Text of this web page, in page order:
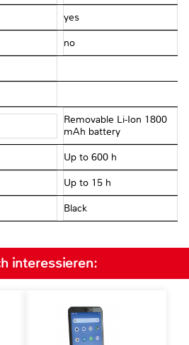
yes
no
Removable Li-Ion 1800
mAh battery
Up to 600 h
Up to 15 h
Black
interessieren: